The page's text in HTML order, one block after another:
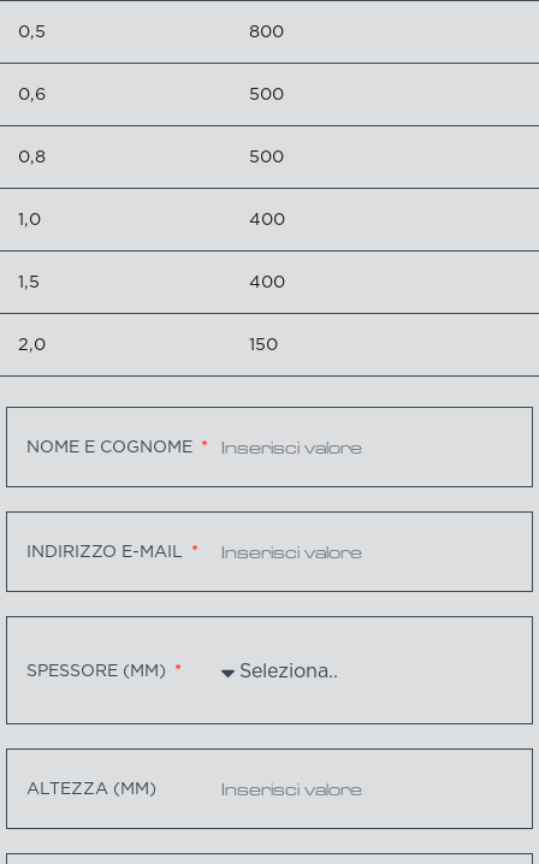
0,5 800
0,6 500
0,8 500
1,0 400
1,5 400
2,0 150
NOME E COGNOME
INDIRIZZO E-MAIL
SPESSORE (MM)
ALTEZZA (MM)